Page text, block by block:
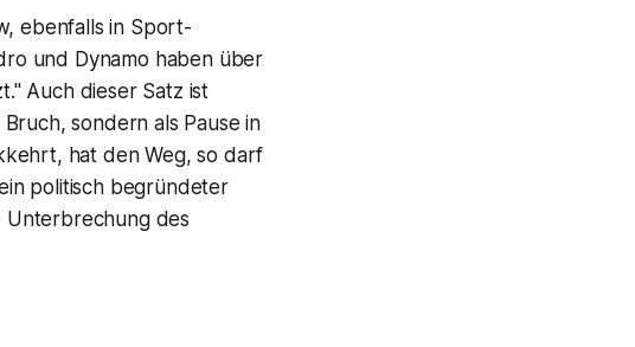
ebenfalls in Sport-
und Dynamo haben über
Auch dieser Satz ist
sondern als Pause in
hat den Weg, so darf
politisch begründeter
Unterbrechung des